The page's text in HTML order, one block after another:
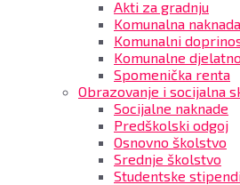
Akti za gradnju
Komunalna naknada
Komunalni
Komunalne
Spomenička renta
Obrazovanje i socijalna
Socijalne naknade
Predškolski odgoj
Osnovno školstvo
Srednje školstvo
Studentske